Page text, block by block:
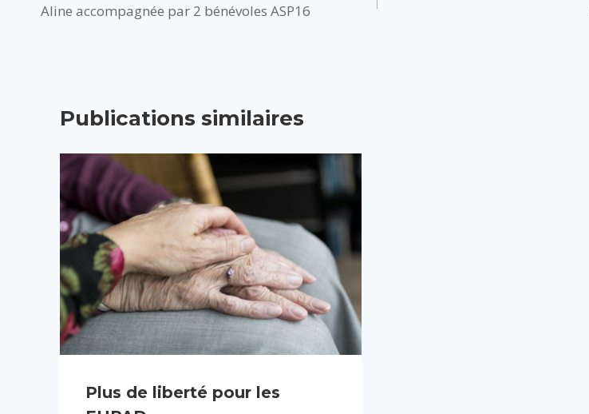
de
Aline accompagnée par 2 bénévoles ASP16
Publications similaires
Plus de liberté pour les